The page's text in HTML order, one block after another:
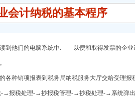
会计纳税的基本程序
到他们的电脑系统中. 以便和取得发票的企业
各种销项报表到税务局纳税服务大厅交给受理报
税处理-→抄报税管理-→抄税处理-→系统弹出